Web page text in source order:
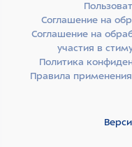
Соглашение на
Соглашение на
участия в
Политика
Правила